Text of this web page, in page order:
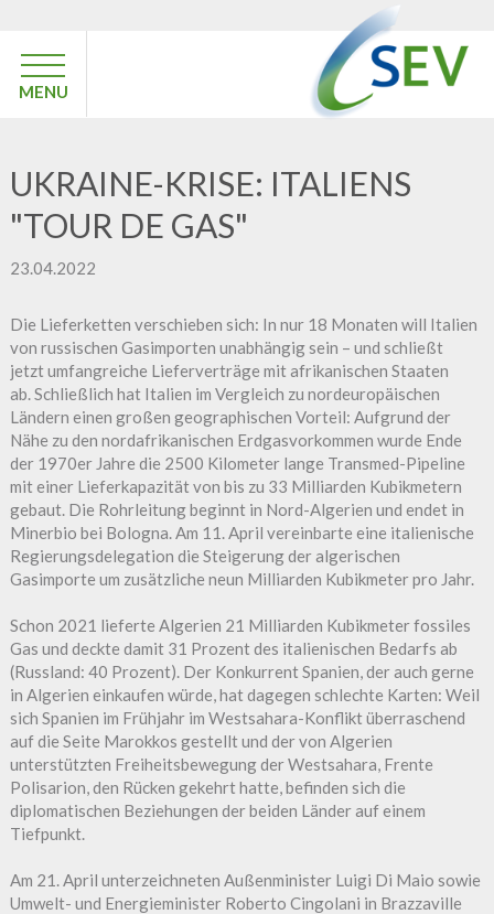
MENU
UKRAINE-KRISE: ITALIENS
"TOUR DE GAS"
23.04.2022
Die Lieferketten verschieben sich: In nur 18 Monaten will Italien
von russischen Gasimporten unabhängig sein – und schließt
jetzt umfangreiche Lieferverträge mit afrikanischen Staaten
ab. Schließlich hat Italien im Vergleich zu nordeuropäischen
Ländern einen großen geographischen Vorteil: Aufgrund der
Nähe zu den nordafrikanischen Erdgasvorkommen wurde Ende
der 1970er Jahre die 2500 Kilometer lange Transmed-Pipeline
mit einer Lieferkapazität von bis zu 33 Milliarden Kubikmetern
gebaut. Die Rohrleitung beginnt in Nord-Algerien und endet in
Minerbio bei Bologna. Am 11. April vereinbarte eine italienische
Regierungsdelegation die Steigerung der algerischen
Gasimporte um zusätzliche neun Milliarden Kubikmeter pro Jahr.
Schon 2021 lieferte Algerien 21 Milliarden Kubikmeter fossiles
Gas und deckte damit 31 Prozent des italienischen Bedarfs ab
(Russland: 40 Prozent). Der Konkurrent Spanien, der auch gerne
in Algerien einkaufen würde, hat dagegen schlechte Karten: Weil
sich Spanien im Frühjahr im Westsahara-Konflikt überraschend
auf die Seite Marokkos gestellt und der von Algerien
unterstützten Freiheitsbewegung der Westsahara, Frente
Polisarion, den Rücken gekehrt hatte, befinden sich die
diplomatischen Beziehungen der beiden Länder auf einem
Tiefpunkt.
Am 21. April unterzeichneten Außenminister Luigi Di Maio sowie
Umwelt- und Energieminister Roberto Cingolani in Brazzaville